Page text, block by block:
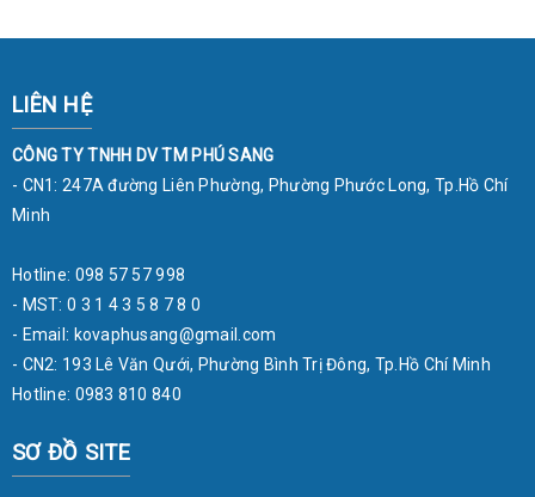
LIÊN HỆ
CÔNG TY TNHH DV TM PHÚ SANG
- CN1: 247A đường Liên Phường, Phường Phước Long, Tp.Hồ Chí
Minh
Hotline: 098 57 57 998
- MST: 0 3 1 4 3 5 8 7 8 0
- Email: kovaphusang@gmail.com
- CN2: 193 Lê Văn Qưới, Phường Bình Trị Đông, Tp.Hồ Chí Minh
Hotline: 0983 810 840
SƠ ĐỒ SITE